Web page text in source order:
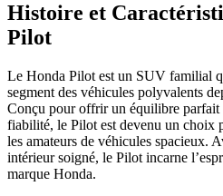
Histoire et
Pilot
Le Honda Pilot est un SUV familial
segment des véhicules polyvalents
Conçu pour offrir un équilibre parfait
fiabilité, le Pilot est devenu un choix
les amateurs de véhicules spacieux.
intérieur soigné, le Pilot incarne
marque Honda.